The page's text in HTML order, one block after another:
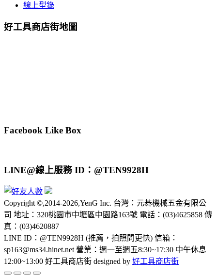
線上型錄
好工具商店街地圖
Facebook Like Box
LINE@線上服務 ID：@TEN9928H
Copyright ©,2014-2026,YenG Inc. 台灣：元碁機械五金有限公
司 地址：320桃園市中壢區中園路163號 電話：(03)4625858 傳
真：(03)4620887
LINE ID：@TEN9928H (推薦，拍照問更快) 信箱：
sp163@ms34.hinet.net 營業：週一至週五8:30~17:30 中午休息
12:00~13:00 好工具商店街 designed by 好工具商店街